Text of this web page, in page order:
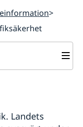
Landets